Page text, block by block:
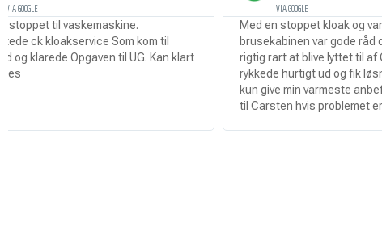
Som kom til
til UG. Kan klart
Med en stoppet kloak og vand i hele
brusekabinen var gode råd dyre så det var
rigtig rart at blive lyttet til af Carsten som
rykkede hurtigt ud og fik løsnet proppen.
kun give min varmeste anbefaling til at
til Carsten hvis problemet er ude!